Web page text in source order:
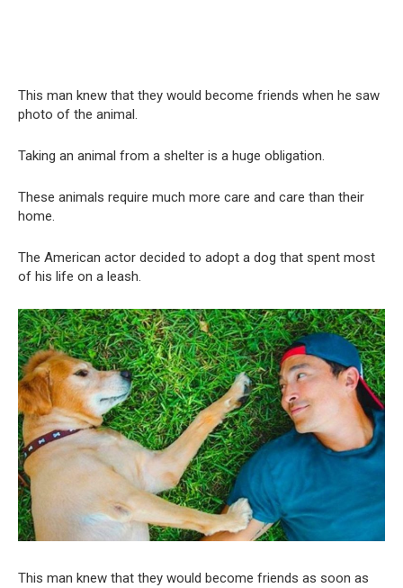
This man knew that they would become friends when he saw
photo of the animal.
Taking an animal from a shelter is a huge obligation.
These animals require much more care and care than their
home.
The American actor decided to adopt a dog that spent most
of his life on a leash.
This man knew that they would become friends as soon as